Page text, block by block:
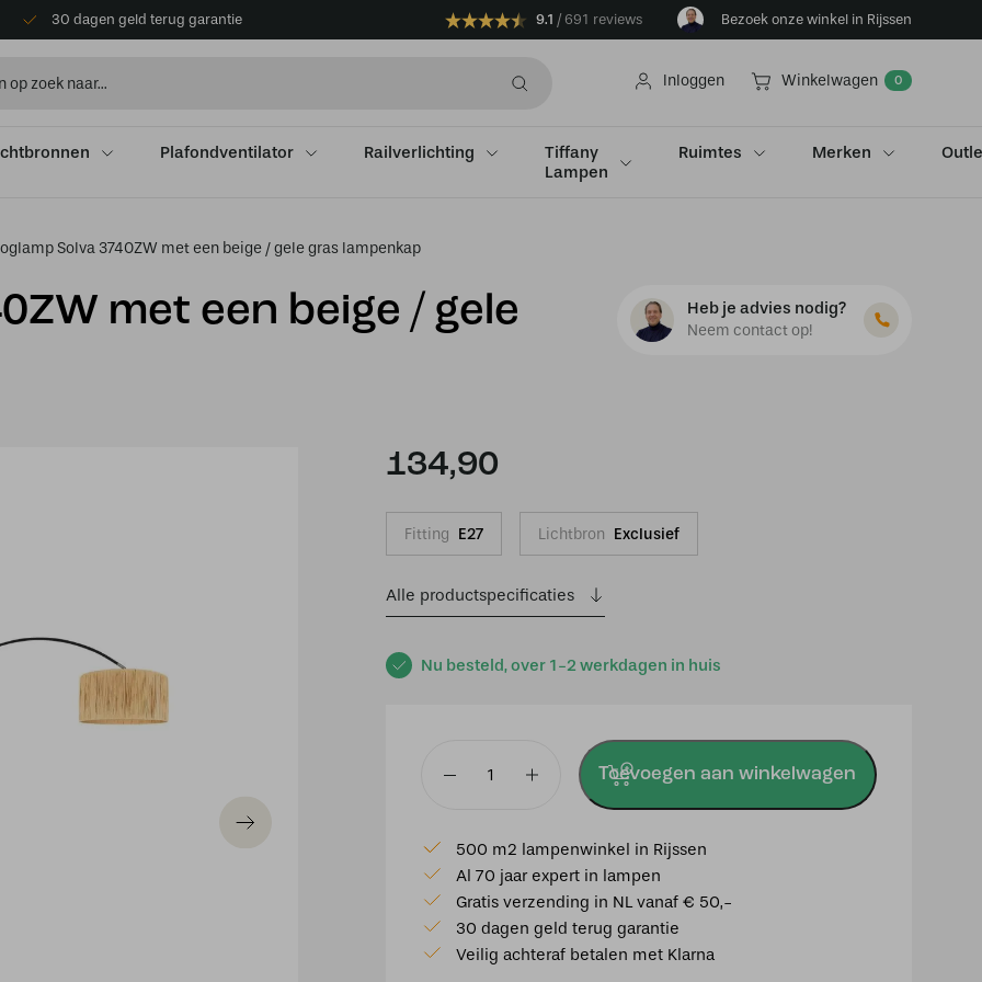
30 dagen geld terug garantie 9.1 691 reviews Bezoek onze winkel in Rijssen
Inloggen Winkelwagen 0
Plafondventilator Railverlichting
Tiffany
Lampen
Ruimtes Merken
Solva 3740ZW met een beige / gele gras lampenkap
met een beige / gele Heb je advies nodig?
Neem contact op!
Nu besteld, over 1-2 werkdagen in huis
134,90
Fitting E27 Lichtbron Exclusief
Alle productspecificaties
Booglamp
3740ZW
met
een
beige
Toevoegen aan winkelwagen
500 m2 lampenwinkel in Rijssen
Al 70 jaar expert in lampen
Gratis verzending in NL vanaf € 50,-
30 dagen geld terug garantie
Veilig achteraf betalen met Klarna